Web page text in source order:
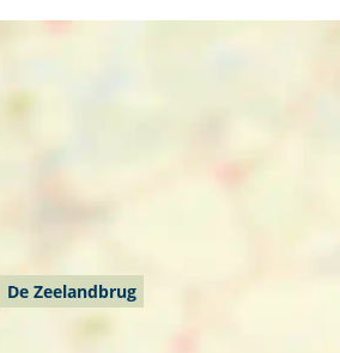
Z
e
rDe Zeelandbrug